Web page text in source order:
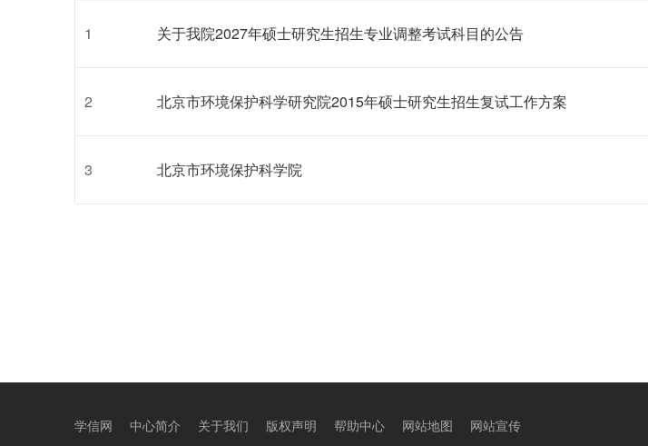
1 关于我院2027年硕士研究生招生专业调整考试科目的公告
2 北京市环境保护科学研究院2015年硕士研究生招生复试工作方案
3 北京市环境保护科学院
学信网 中心简介 关于我们 版权声明 帮助中心 网站地图 网站宣传